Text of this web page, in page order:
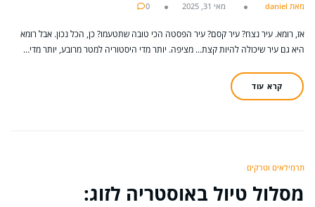
מאת daniel מאי 31, 2025 0
אז, רומא. עיר נצח? עיר קסם? עיר הפסטה הכי טובה שתטעמו? כן, הכל נכון. אבל רומא
היא גם עיר שיכולה להיות קצת... מציפה. יותר מדי היסטוריה למטר מרובע, יותר מדי…
קרא עוד
תרמילאים וטרקים
מסלול טיול באוסטריה לזוג: